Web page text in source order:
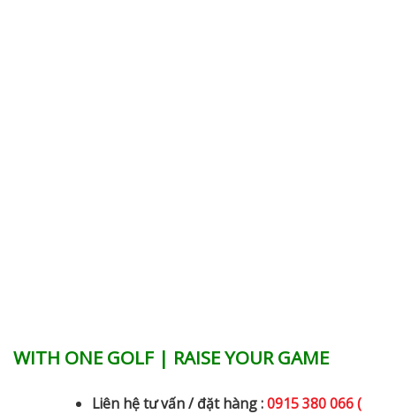
WITH ONE GOLF | RAISE YOUR GAME
Liên hệ tư vấn / đặt hàng :0915 380 066 (